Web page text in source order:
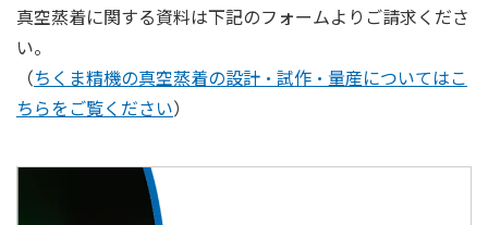
真空蒸着に関する資料は下記のフォームよりご請求くださ
い。
（ちくま精機の真空蒸着の設計・試作・量産についてはこ
ちらをご覧ください）